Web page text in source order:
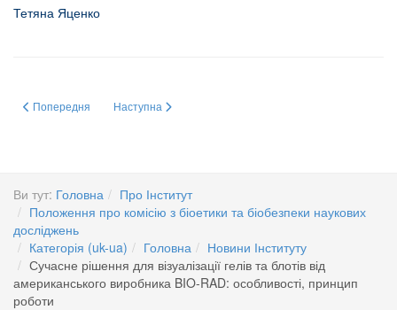
Тетяна Яценко
Попередня стаття: ДОСЛІДЖЕННЯ СПОЛУК КАЛІКС[4]АРЕНОВОГО
Попередня Наступна стаття: ВСТУПНИЙ ІСПИТ в аспірантуру
Наступна
Ви тут: Головна
Про Інститут
Положення про комісію з біоетики та біобезпеки наукових
досліджень
Категорія (uk-ua)
Головна
Новини Інституту
Сучасне рішення для візуалізації гелів та блотів від
американського виробника BIO-RAD: особливості, принцип
роботи